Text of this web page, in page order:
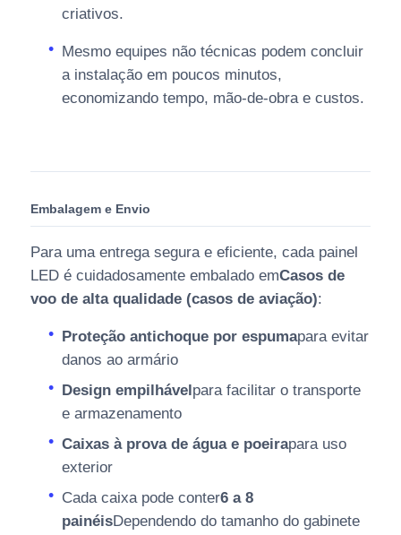
criativos.
Mesmo equipes não técnicas podem concluir
a instalação em poucos minutos,
economizando tempo, mão-de-obra e custos.
Embalagem e Envio
Para uma entrega segura e eficiente, cada painel
LED é cuidadosamente embalado emCasos de
voo de alta qualidade (casos de aviação):
Proteção antichoque por espumapara evitar
danos ao armário
Design empilhávelpara facilitar o transporte
e armazenamento
Caixas à prova de água e poeirapara uso
exterior
Cada caixa pode conter6 a 8
painéisDependendo do tamanho do gabinete